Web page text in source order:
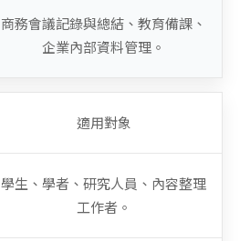
商務會議記錄與總結、教育備課、
企業內部資料管理。
適用對象
學生、學者、研究人員、內容整理
工作者。